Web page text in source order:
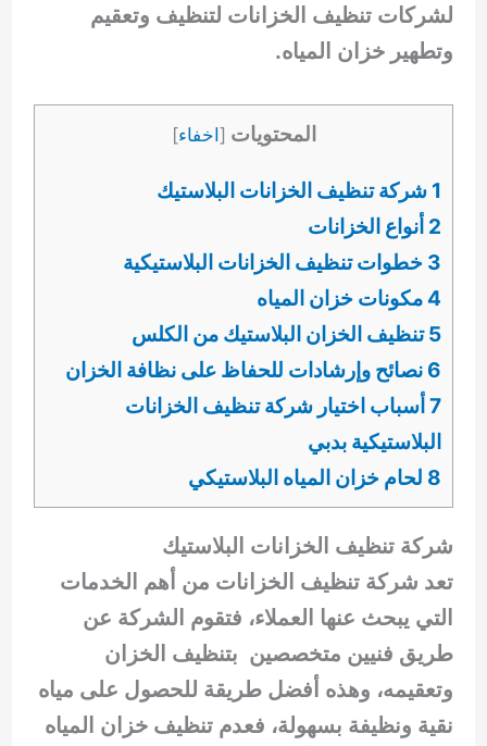
لشركات تنظيف الخزانات لتنظيف وتعقيم
وتطهير خزان المياه.
المحتويات [اخفاء]
1 شركة تنظيف الخزانات البلاستيك
2 أنواع الخزانات
3 خطوات تنظيف الخزانات البلاستيكية
4 مكونات خزان المياه
5 تنظيف الخزان البلاستيك من الكلس
6 نصائح وإرشادات للحفاظ على نظافة الخزان
7 أسباب اختيار شركة تنظيف الخزانات
البلاستيكية بدبي
8 لحام خزان المياه البلاستيكي
شركة تنظيف الخزانات البلاستيك
تعد شركة تنظيف الخزانات من أهم الخدمات
التي يبحث عنها العملاء، فتقوم الشركة عن
طريق فنيين متخصصين بتنظيف الخزان
وتعقيمه، وهذه أفضل طريقة للحصول على مياه
نقية ونظيفة بسهولة، فعدم تنظيف خزان المياه